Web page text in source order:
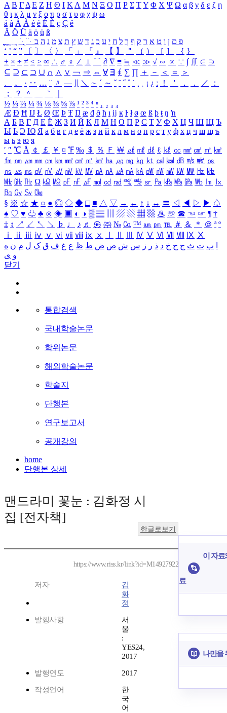
Α Β ΓΔ Ε Ζ Η Θ Ι ΚΛ Μ Ν Ξ Ο Π Ρ Σ ΤΥ Φ Χ Ψ Ω α β γ δ ε ζ η
θ ι κ λ μ ν ξ ο π ρ σ τ υ φ χ ψ ω
á à Á À é è É È ç Ç ê
Ä Ö Ü ä ö ü ß
ִֶֹ ֻּ ׁׂ פ ם ן ו ט א ר ק ף ך ל ח י ע כ ג ד ש ץ ת צ מ נ ה ב
‘ ’ “ ” 〔 〕 〈 〉 「 」 『 』 【 】 ＂ （ ） ［ ］ ｛ ｝
± × ÷ ≠ ≤ ≥ ∞ ∴ ♂ ♀ ∠ ⊥ ⌒ ∂ ∇ ≡ ≒ ≪ ≫ √ ∽ ∝ ∵ ∫ ∬ ∈ ∋
⊆ ⊇ ⊂ ⊃ ∪ ∩ ∧ ∨ ￢ ⇒ ⇔ ∀ ∃ ∮ ∑ ∏ ＋ － ＜ ＝
＞
、
。 · ‥ … ¨ 〃 ― ＼ ∼ ´ ～ ˇ ˘ ˝ ˚ ˙ ¸ ¡ ¿ ː ！ ＇ ， ． ／
：
；
？ ＾ ｀
½ ⅓ ⅔ ¼ ¾ ⅛ ⅜ ⅝ ⅞ ¹ ² ³ ⁴ ⁿ ₁ ₂ ₃ ₄
Æ Ð Ħ Ĳ Ł Ø Œ Þ Ŧ Ŋ æ đ ð ħ ı ĳ ĸ ŀ ł ø œ ß þ ŧ ŋ ŉ
А Б В Г Д Е Ё Ж З И Й К Л М Н О П Р С Т У Ф Х Ц Ч Ш Щ Ъ
Ы Ь Э Ю Я а б в г д е ё ж з и й к л м н о п р с т у ф х ц ч ш щ ъ
ы ь э ю я
′ ″ ℃ Å ￠ ￡ ￥ ¤ ℉ ‰ ＄ ％ Ｆ ￦ ㎕ ㎖ ㎗ ℓ ㎘ ㏄ ㎣ ㎤ ㎥ ㎦
㎙ ㎚ ㎛ ㎜ ㎝ ㎞ ㎟ ㎠ ㎡ ㎢ ㏊ ㎍ ㎎ ㎏ ㏏ ㎈ ㎉ ㏈ ㎧ ㎨ ㎰
㎱ ㎲ ㎳ ㎴ ㎵ ㎶ ㎷ ㎸ ㎹ ㎀ ㎁ ㎂ ㎃ ㎄ ㎺ ㎻ ㎽ ㎾ ㎿ ㎐ ㎑
㎒ ㎓ ㎔ Ω ㏀ ㏁ ㎊ ㎋ ㎌ ㏖ ㏅ ㎭ ㎮ ㎯ ㏛ ㎩ ㎪ ㎫ ㎬ ㏝ ㏐
㏓
㏃ ㏉ ㏜ ㏆
§ ※ ☆ ★ ○ ● ◎ ◇ ◆ □ ■ △ ▽ → ← ↑ ↓ ↔ 〓 ◁ ◀ ▷ ▶ ♤
♠ ♡ ♥ ♧ ♣ ⊙ ◈ ▣ ◐ ◑ ▒ ▤ ▨ ▧ ▦ ▩ ♨ ☏ ☎ ☜ ☞ ¶ †
‡ ↕ ↗ ↙ ↖ ↘ ♭ ♩ ♪ ♬ ㉿ ㈜ № ㏇ ™ ㏂ ㏘ ℡ ＃ ＆ ＊ ＠ ª º
ⅰ
ⅱ ⅲ ⅳ ⅴ ⅵ ⅶ ⅷ ⅸ ⅹ Ⅳ Ⅴ Ⅵ Ⅶ Ⅷ Ⅸ Ⅹ
ب ت ث ج ح خ د ذ ر ز س ش ص ض ط ظ ع غ ف ق ک ل م ن ه
و ی
닫기
통합검색
국내학술논문
학위논문
해외학술논문
학술지
단행본
연구보고서
공개강의
home
단행본 상세
맨드라미 꽃눈 : 김화정 시
집 [전자책]
한글로보기
https://www.riss.kr/link?id=M14927922
저자
김
화
정
발행사항
서
울
:
YES24,
2017
발행연도 2017
작성언어
한
국
어
이 자료
료
나만을